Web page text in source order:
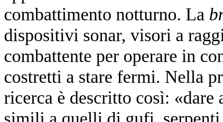
combattimento notturno. La
dispositivi sonar, visori a
combattente per operare in
costretti a stare fermi. Nella
ricerca è descritto così: